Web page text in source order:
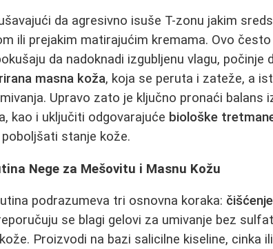
da agresivno isuše T-zonu jakim
ili prejakim matirajućim kremama. Ovo
da nadoknadi izgubljenu vlagu, počinje
masna koža, koja se peruta i zateže, a
Upravo zato je ključno pronaći balans
kao i uključiti odgovarajuće biološke
stanje kože.
Nege za Mešovitu i Masnu Kožu
podrazumeva tri osnovna koraka:
se blagi gelovi za umivanje bez
Proizvodi na bazi salicilne kiseline, cinka